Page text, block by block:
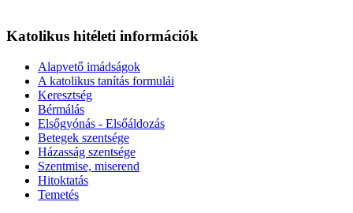
Katolikus hitéleti információk
Alapvető imádságok
A katolikus tanítás formulái
Keresztség
Bérmálás
Elsőgyónás - Elsőáldozás
Betegek szentsége
Házasság szentsége
Szentmise, miserend
Hitoktatás
Temetés